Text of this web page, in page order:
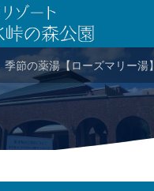
季節の薬湯【ローズマリー湯】